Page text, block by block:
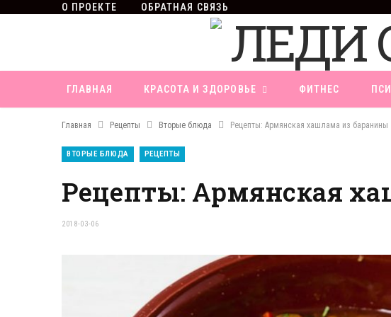
О ПРОЕКТЕ ОБРАТНАЯ СВЯЗЬ
ГЛАВНАЯ КРАСОТА И ЗДОРОВЬЕ ФИТНЕС
Главная Рецепты Вторые блюда Рецепты: Армянская хашлама из баранины
ВТОРЫЕ БЛЮДА РЕЦЕПТЫ
Рецепты: Армянская
2018-03-06